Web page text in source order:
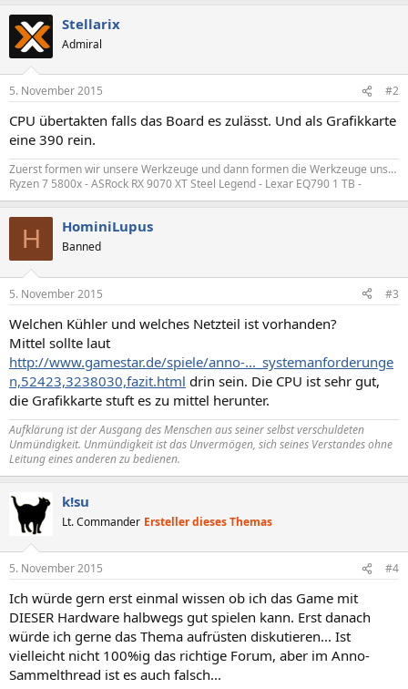
Stellarix
Admiral
5. November 2015 #2
CPU übertakten falls das Board es zulässt. Und als Grafikkarte
eine 390 rein.
Zuerst formen wir unsere Werkzeuge und dann formen die Werkzeuge uns…
Ryzen 7 5800x - ASRock RX 9070 XT Steel Legend - Lexar EQ790 1 TB -
H HominiLupus
Banned
5. November 2015 #3
Welchen Kühler und welches Netzteil ist vorhanden?
Mittel sollte laut
http://www.gamestar.de/spiele/anno-..._systemanforderunge
n,52423,3238030,fazit.html drin sein. Die CPU ist sehr gut,
die Grafikkarte stuft es zu mittel herunter.
Aufklärung ist der Ausgang des Menschen aus seiner selbst verschuldeten
Unmündigkeit. Unmündigkeit ist das Unvermögen, sich seines Verstandes ohne
Leitung eines anderen zu bedienen.
k!su
Lt. Commander Ersteller dieses Themas
5. November 2015 #4
Ich würde gern erst einmal wissen ob ich das Game mit
DIESER Hardware halbwegs gut spielen kann. Erst danach
würde ich gerne das Thema aufrüsten diskutieren... Ist
vielleicht nicht 100%ig das richtige Forum, aber im Anno-
Sammelthread ist es auch falsch...